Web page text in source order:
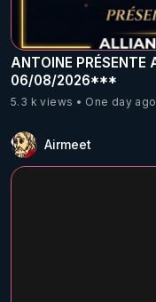
ANTOINE PRÉSENTE AH2020 LE LIVE 20H ***DU
06/08/2026***
5.3 k views One day ago
Airmeet